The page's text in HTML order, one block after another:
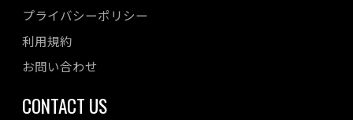
プライバシーポリシー
利用規約
お問い合わせ
CONTACT US